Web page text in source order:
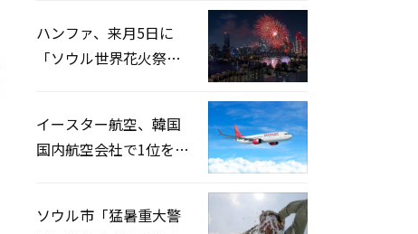
ハンファ、来月5日に
「ソウル世界花火祭り
イースター航空、韓国
国内航空会社で1位を記
ソウル市「猛暑重大警